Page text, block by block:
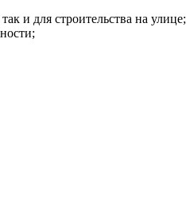
и для строительства на улице;